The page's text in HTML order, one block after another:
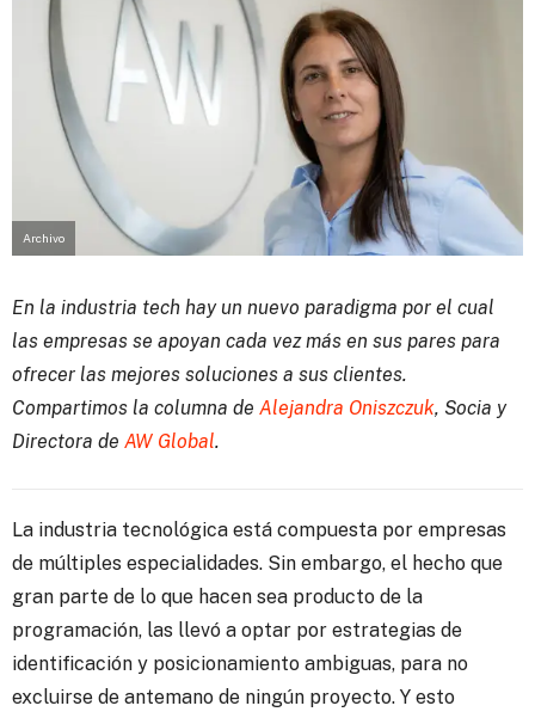
Archivo
En la industria tech hay un nuevo paradigma por el cual
las empresas se apoyan cada vez más en sus pares para
ofrecer las mejores soluciones a sus clientes.
Compartimos la columna de Alejandra Oniszczuk, Socia y
Directora de AW Global.
La industria tecnológica está compuesta por empresas
de múltiples especialidades. Sin embargo, el hecho que
gran parte de lo que hacen sea producto de la
programación, las llevó a optar por estrategias de
identificación y posicionamiento ambiguas, para no
excluirse de antemano de ningún proyecto. Y esto